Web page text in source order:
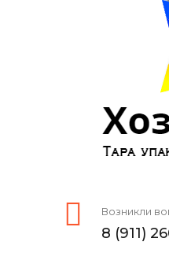
Возникли
8 (911)